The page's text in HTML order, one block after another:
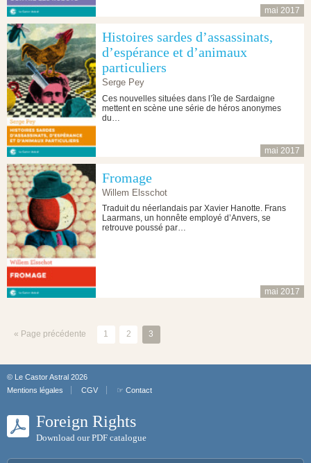
mai 2017
Histoires sardes d’assassinats,
d’espérance et d’animaux
particuliers
Serge Pey
Ces nouvelles situées dans l’île de Sardaigne
mettent en scène une série de héros anonymes
du…
mai 2017
Fromage
Willem Elsschot
Traduit du néerlandais par Xavier Hanotte. Frans
Laarmans, un honnête employé d’Anvers, se
retrouve poussé par…
mai 2017
« Page précédente 1 2 3
© Le Castor Astral 2026
Mentions légales
CGV ☞ Contact
Foreign Rights
Download our PDF catalogue